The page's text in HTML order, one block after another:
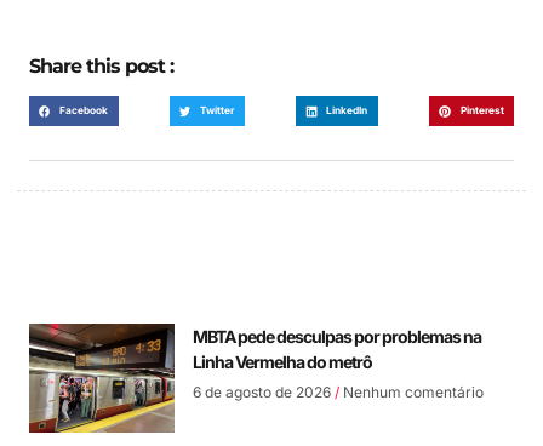
Share this post :
Facebook Twitter LinkedIn Pinterest
MBTA pede desculpas por problemas na
Linha Vermelha do metrô
6 de agosto de 2026 Nenhum comentário